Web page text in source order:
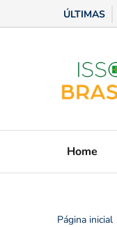
ÚLTIMAS
Home
Página inicial